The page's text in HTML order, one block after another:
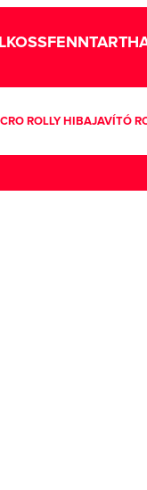
ROLLY HIBAJAVÍTÓ